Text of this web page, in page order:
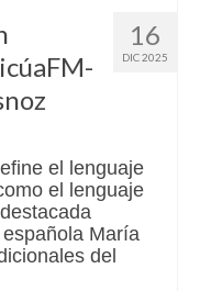
16
DIC 2025
el lenguaje
el lenguaje
María
del